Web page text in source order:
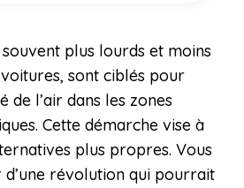
plus lourds et moins
sont ciblés pour
l’air dans les zones
Cette démarche vise à
plus propres. Vous
révolution qui pourrait